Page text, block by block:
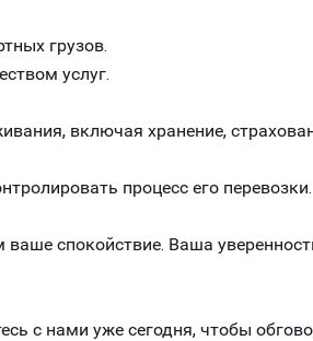
грузов.
услуг.
включая хранение,
процесс его перевозки.
спокойствие. Ваша
с нами уже сегодня, чтобы